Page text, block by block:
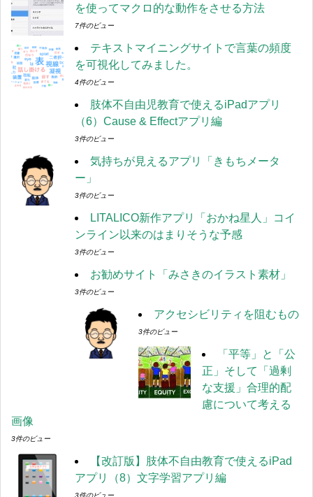
を使ってマクロ的な動作をさせる方法
7件のビュー
テキストマイニングサイトで言葉の頻度
を可視化してみました。
4件のビュー
肢体不自由児教育で使えるiPadアプリ
（6）Cause & Effectアプリ編
3件のビュー
気持ちが見えるアプリ「きもちメータ
ー」
3件のビュー
LITALICO新作アプリ「おかね星人」コイ
ンライン以来のはまりそうな予感
3件のビュー
お勧めサイト「みさきのイラスト素材」
3件のビュー
アクセシビリティを阻むもの
3件のビュー
「平等」と「公
正」そして「過剰
な支援」合理的配
慮について考える
画像
3件のビュー
【改訂版】肢体不自由教育で使えるiPad
アプリ（8）文字学習アプリ編
3件のビュー